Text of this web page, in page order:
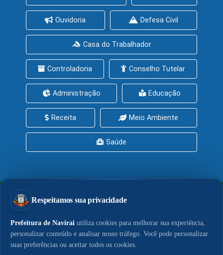
Ouvidoria Defesa Civil
Casa do Trabalhador
Controladoria Conselho Tutelar
Administração Educação
Receita Meio Ambiente
Saúde
PrefeituraZAP Central de Serviços
LGPD Acesso à Informação